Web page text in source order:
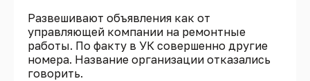
Развешивают объявления как от
управляющей компании на ремонтные
работы. По факту в УК совершенно другие
номера. Название организации отказались
говорить.